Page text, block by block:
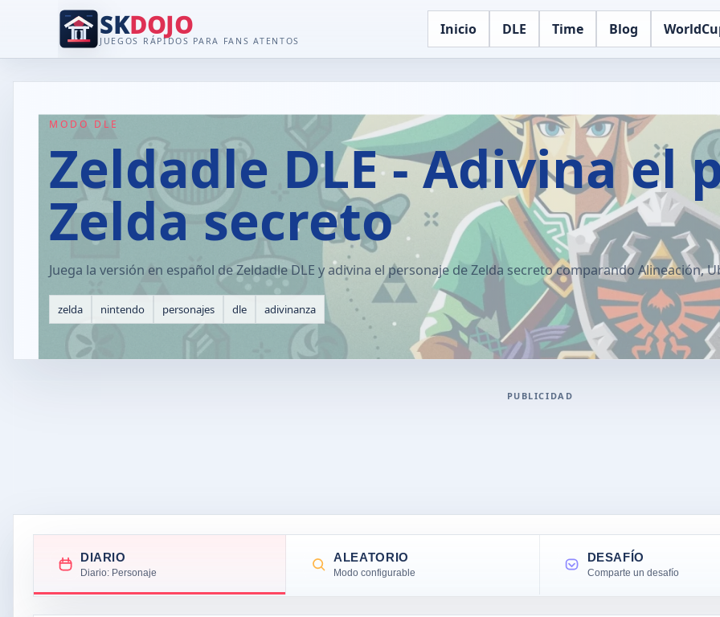
SKDOJO
JUEGOS RÁPIDOS PARA FANS ATENTOS
Inicio DLE Time Blog
MODO DLE
Zeldadle DLE - Adivina el
Zelda secreto
Juega la versión en español de Zeldadle DLE y adivina el personaje de Zelda secreto comparando Alineación,
zelda nintendo personajes dle adivinanza
PUBLICIDAD
DIARIO
Diario: Personaje
ALEATORIO
Modo configurable
DESAFÍO
Comparte un desafío